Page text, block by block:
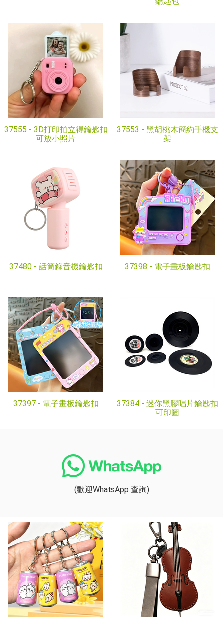
37555 - 3D打印拍立得鑰匙扣
可放小照片
37553 - 黑胡桃木簡約手機支
架
37480 - 話筒錄音機鑰匙扣 37398 - 電子畫板鑰匙扣
37397 - 電子畫板鑰匙扣 37384 - 迷你黑膠唱片鑰匙扣
可印圖
(歡迎WhatsApp 查詢)